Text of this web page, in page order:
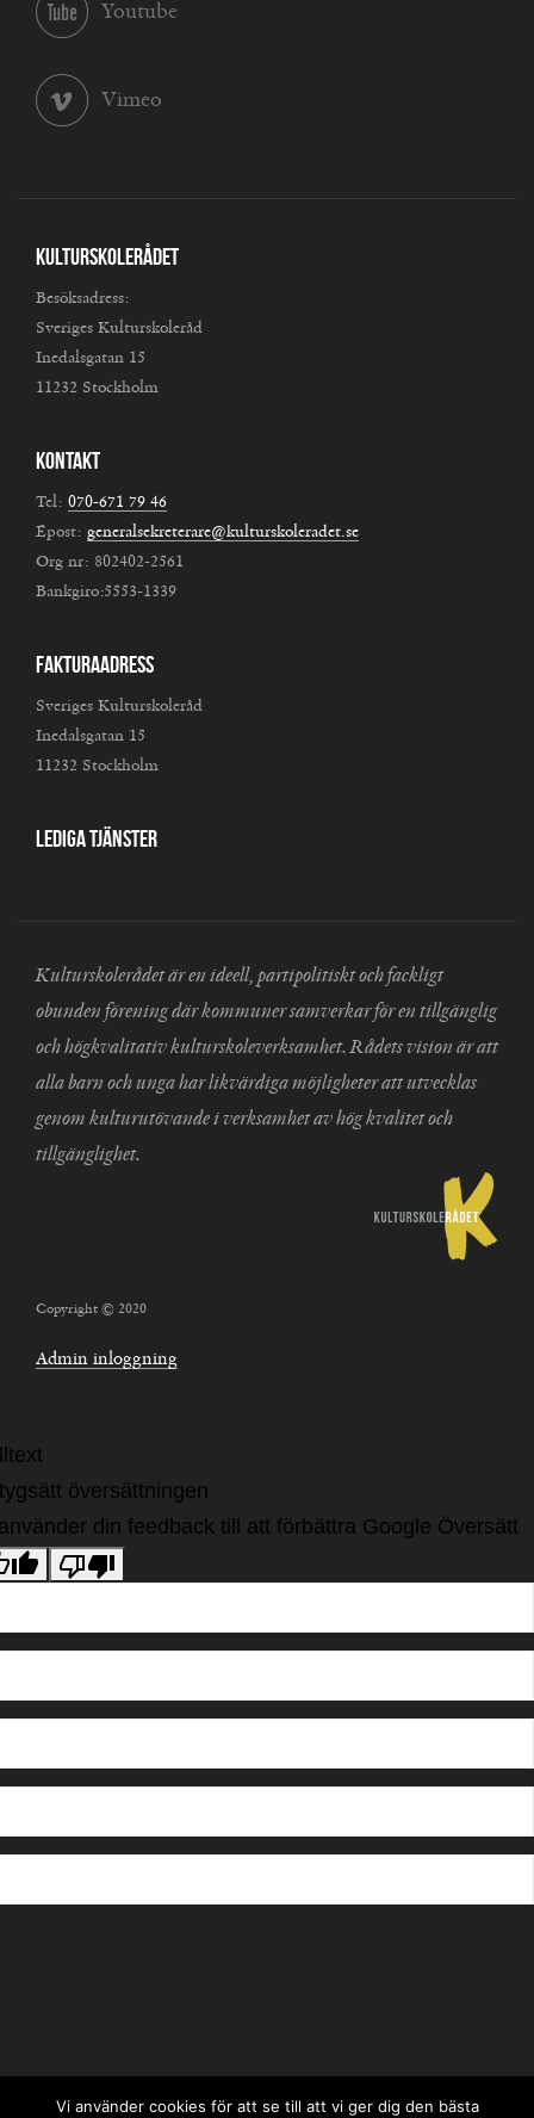
Youtube
Vimeo
Kulturskolerådet
Besöksadress:
Sveriges Kulturskoleråd
Inedalsgatan 15
11232 Stockholm
Kontakt
Tel: 070-671 79 46
Epost: generalsekreterare@kulturskoleradet.se
Org nr: 802402-2561
Bankgiro:5553-1339
Fakturaadress
Sveriges Kulturskoleråd
Inedalsgatan 15
11232 Stockholm
Lediga tjänster
Kulturskolerådet är en ideell, partipolitiskt och fackligt
obunden förening där kommuner samverkar för en tillgänglig
och högkvalitativ kulturskoleverksamhet. Rådets vision är att
alla barn och unga har likvärdiga möjligheter att utvecklas
genom kulturutövande i verksamhet av hög kvalitet och
tillgänglighet.
Copyright © 2020
Admin inloggning
Vi använder cookies för att se till att vi ger dig den bästa
översättningen
din feedback till att förbättra Google Översätt